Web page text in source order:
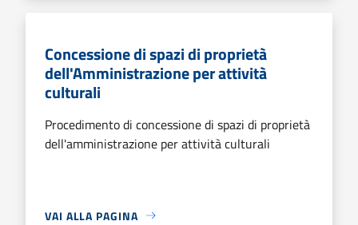
Concessione di spazi di proprietà
dell'Amministrazione per attività
culturali
Procedimento di concessione di spazi di proprietà
dell'amministrazione per attività culturali
VAI ALLA PAGINA